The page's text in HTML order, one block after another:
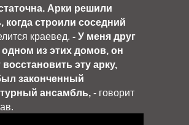
Арки решили
когда строили соседний
краевед. - У меня друг
из этих домов, он
восстановить эту арку,
законченный
ансамбль, - говорит